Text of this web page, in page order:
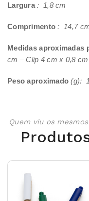
Largura: 1,8 cm
Comprimento : 14,7
Medidas aproximadas
cm – Clip 4 cm x 0,8 cm
Peso aproximado (g):
Quem viu os